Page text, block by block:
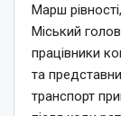
Марш
Міський
працівники
та
транспорт